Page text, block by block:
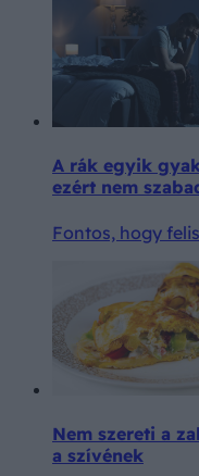
A rák egyik
ezért nem
Fontos, hogy
Nem szereti a
a szívének